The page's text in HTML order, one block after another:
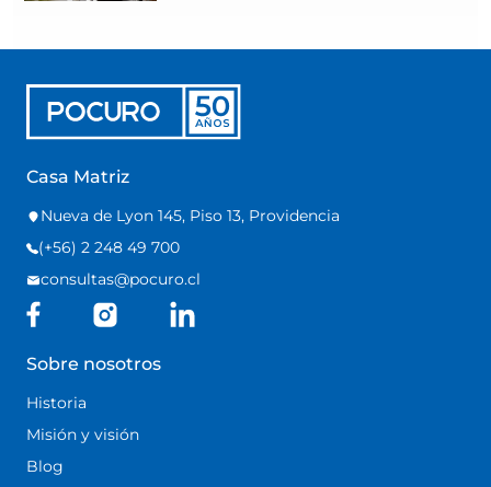
Casa Matriz
Nueva de Lyon 145, Piso 13, Providencia
(+56) 2 248 49 700
consultas@pocuro.cl
Sobre nosotros
Historia
Misión y visión
Blog